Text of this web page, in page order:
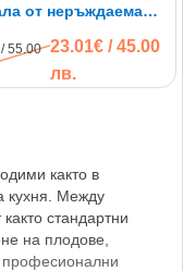
от неръждаема
55.00 23.01€ / 45.00
лв.
както в
кухня. Между
стандартни
на плодове,
професионални